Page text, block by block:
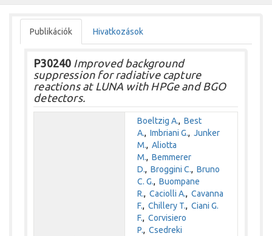
Publikációk Hivatkozások
P30240 Improved background
suppression for radiative capture
reactions at LUNA with HPGe and BGO
detectors.
Boeltzig A.,Best
A.,Imbriani G.,Junker
M.,Aliotta
M.,Bemmerer
D.,Broggini C.,Bruno
C. G.,Buompane
R.,Caciolli A.,Cavanna
F.,Chillery T.,Ciani G.
F.,Corvisiero
P.,Csedreki